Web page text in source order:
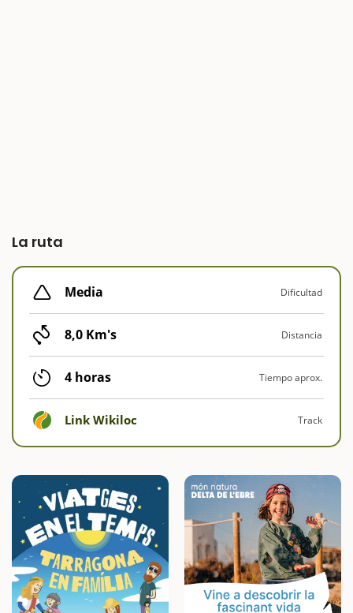
La ruta
Media Dificultad
8,0 Km's Distancia
4 horas Tiempo aprox.
Link Wikiloc Track